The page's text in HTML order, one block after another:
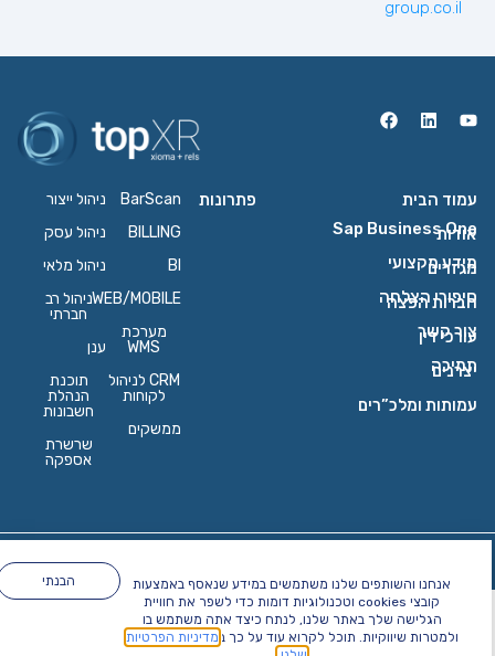
group.co.il
עמוד הבית
אודות
מגזרים
חברות הפצה
עורכי דין
יצרנים
עמותות ומלכ”רים
פתרונות
BarScan
BILLING
WEB/MOBILE
מערכת
WMS
CRM לניהול
לקוחות
ממשקים
ניהול ייצור
ניהול עסק
ניהול מלאי
ניהול רב
חברתי
ענן
תוכנת
הנהלת
חשבונות
שרשרת
אספקה
Sap Business One
מידע מקצועי
סיפורי הצלחה
צור קשר
תמיכה
נגישות
אנחנו והשותפים שלנו משתמשים במידע שנאסף באמצעות
קובצי cookies וטכנולוגיות דומות כדי לשפר את חוויית
הגלישה שלך באתר שלנו, לנתח כיצד אתה משתמש בו
ולמטרות שיווקיות. תוכל לקרוא עוד על כך ב מדיניות הפרטיות
הבנתי